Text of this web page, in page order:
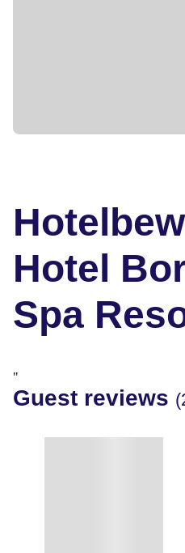
Hotel
Spa
"
Guest reviews